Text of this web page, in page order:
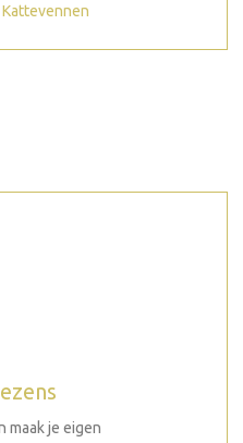
maak je eigen